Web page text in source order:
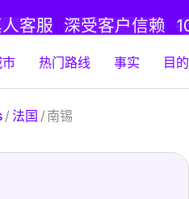
客服 深受客户信赖
热门路线 事实 目
/ 法国/ 南锡